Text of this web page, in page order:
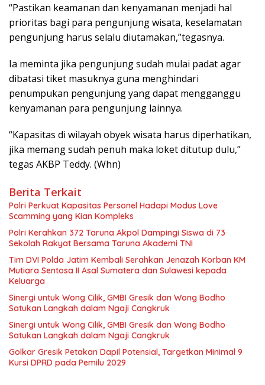
“Pastikan keamanan dan kenyamanan menjadi hal
prioritas bagi para pengunjung wisata, keselamatan
pengunjung harus selalu diutamakan,”tegasnya.
Ia meminta jika pengunjung sudah mulai padat agar
dibatasi tiket masuknya guna menghindari
penumpukan pengunjung yang dapat mengganggu
kenyamanan para pengunjung lainnya.
“Kapasitas di wilayah obyek wisata harus diperhatikan,
jika memang sudah penuh maka loket ditutup dulu,”
tegas AKBP Teddy. (Whn)
Berita Terkait
Polri Perkuat Kapasitas Personel Hadapi Modus Love
Scamming yang Kian Kompleks
Polri Kerahkan 372 Taruna Akpol Dampingi Siswa di 73
Sekolah Rakyat Bersama Taruna Akademi TNI
Tim DVI Polda Jatim Kembali Serahkan Jenazah Korban KM
Mutiara Sentosa II Asal Sumatera dan Sulawesi kepada
Keluarga
Sinergi untuk Wong Cilik, GMBI Gresik dan Wong Bodho
Satukan Langkah dalam Ngaji Cangkruk
Sinergi untuk Wong Cilik, GMBI Gresik dan Wong Bodho
Satukan Langkah dalam Ngaji Cangkruk
Golkar Gresik Petakan Dapil Potensial, Targetkan Minimal 9
Kursi DPRD pada Pemilu 2029